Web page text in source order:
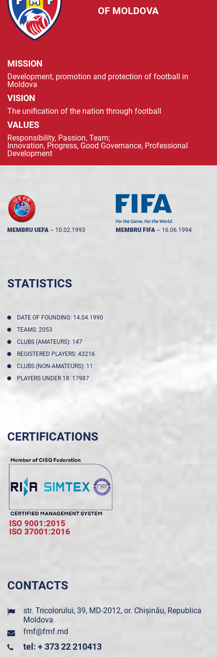
OF MOLDOVA
MISSION
Development, promotion and protection of football in
Moldova
VISION
The unification of the nation through football
VALUES
Responsibility, Passion, Team;
Innovation, Progress, Good Governance, Professional
Development
MEMBRU UEFA -- 10.02.1993 MEMBRU FIFA -- 16.06.1994
STATISTICS
DATE OF FOUNDING: 14.04.1990
TEAMS: 2053
CLUBS (AMATEURS): 147
REGISTERED PLAYERS: 43216
CLUBS (NON-AMATEURS): 11
PLAYERS UNDER 18: 17987
CERTIFICATIONS
ISO 9001:2015
ISO 37001:2016
CONTACTS
str. Tricolorului, 39, MD-2012, or. Chișinău, Republica
Moldova
fmf@fmf.md
tel: + 373 22 210413